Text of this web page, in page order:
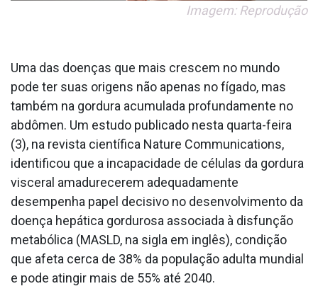
Imagem: Reprodução
Uma das doenças que mais crescem no mundo
pode ter suas origens não apenas no fígado, mas
também na gordura acumulada profundamente no
abdômen. Um estudo publicado nesta quarta-feira
(3), na revista científica Nature Communications,
identificou que a incapacidade de células da gordura
visceral amadurecerem adequadamente
desempenha papel decisivo no desenvolvimento da
doença hepática gordurosa associada à disfunção
metabólica (MASLD, na sigla em inglês), condição
que afeta cerca de 38% da população adulta mundial
e pode atingir mais de 55% até 2040.